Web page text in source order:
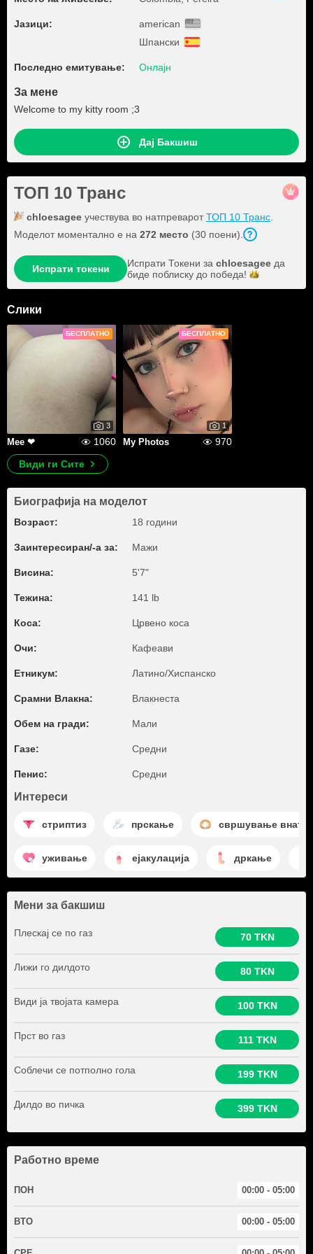
Јазици:
american
Шпански
Последно емитување: Онлајн
За мене
Welcome to my kitty room ;3
Дај Бакшиш
ТОП 10 Транс
chloesagee учествува во натпреваротТОП 10 Транс
Моделот моментално е на 272 место (30 поени).
Испрати токени Испрати Токени за chloesagee да
биде поблиску до победа!
Слики
БЕСПЛАТНО
3
Mee ❤ 1060
БЕСПЛАТНО
1
My Photos
970
Види ги Сите
Биографија на моделот
Возраст: 18 години
Заинтересиран/-а за: Мажи
Висина: 5'7"
Тежина: 141 lb
Коса: Црвено коса
Очи: Кафеави
Етникум: Латино/Хиспанско
Срамни Влакна: Влакнеста
Обем на гради: Мали
Газе: Средни
Пенис: Средни
Интереси
стриптиз прскање свршување
уживање ејакулација дркање
Мени за бакшиш
Плескај се по газ 70 TKN
Лижи го дилдото 80 TKN
Види ја твојата камера 100 TKN
Прст во газ 111 TKN
Соблечи се потполно гола 199 TKN
Дилдо во пичка 399 TKN
Работно време
ПОН 00:00 - 05:00
ВТО 00:00 - 05:00